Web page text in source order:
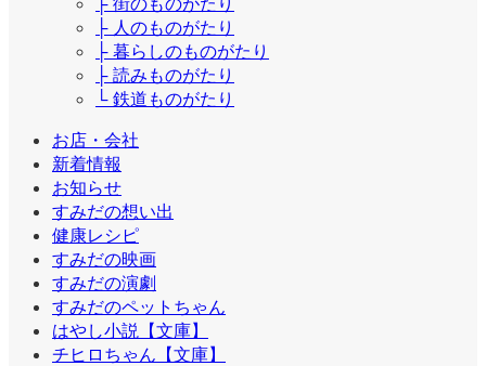
├ 人のものがたり
├ 暮らしのものがたり
├ 読みものがたり
└ 鉄道ものがたり
お店・会社
新着情報
お知らせ
すみだの想い出
健康レシピ
すみだの映画
すみだの演劇
すみだのペットちゃん
はやし小説【文庫】
チヒロちゃん【文庫】